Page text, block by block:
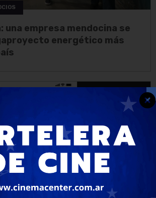
una empresa mendocina se
energético más